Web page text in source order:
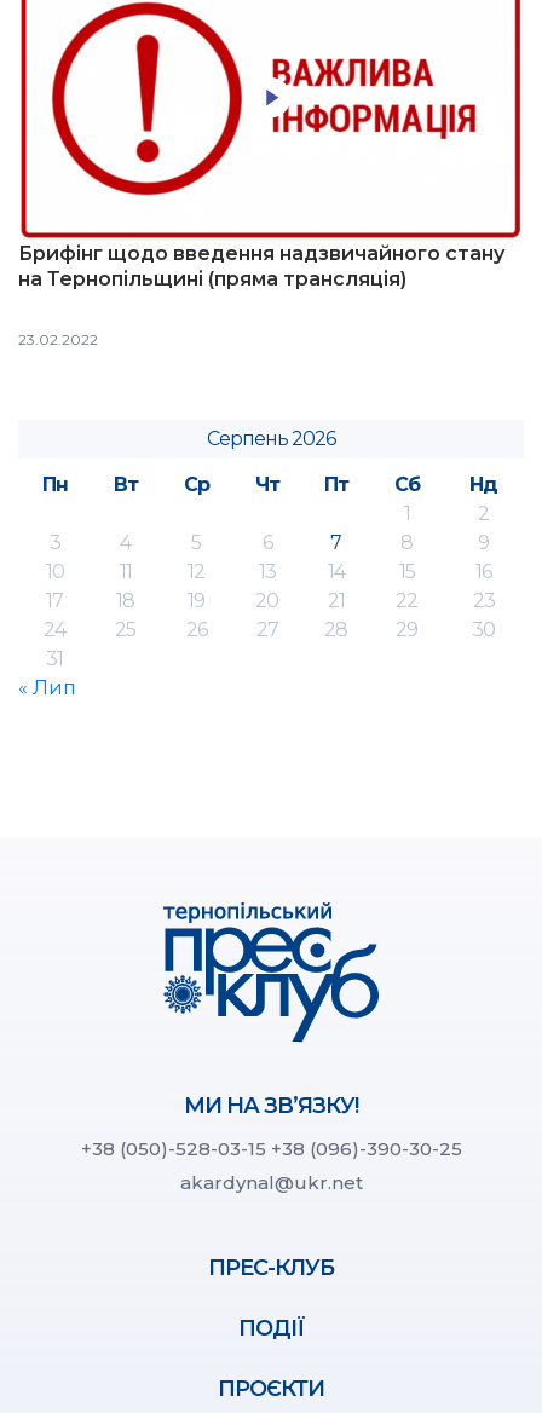
Брифінг щодо введення надзвичайного стану
на Тернопільщині (пряма трансляція)
23.02.2022
Серпень 2026
Пн
Вт Ср Чт Пт Сб
Нд
1
2
3
4 5 6 7 8
9
10
11 12 13 14 15
16
17
18 19 20 21 22
23
24
25 26 27 28 29
30
31
« Лип
МИ НА ЗВ’ЯЗКУ!
+38 (050)-528-03-15 +38 (096)-390-30-25
akardynal@ukr.net
ПРЕС-КЛУБ
ПОДІЇ
ПРОЄКТИ